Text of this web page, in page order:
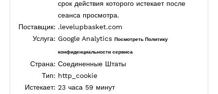
срок действия которого истекает после
сеанса просмотра.
Поставщик: .levelupbasket.com
Услуга: Google Analytics Посмотреть Политику
конфиденциальности сервиса
Страна: Соединенные Штаты
Тип: http_cookie
Истекает: 23 часа 59 минут